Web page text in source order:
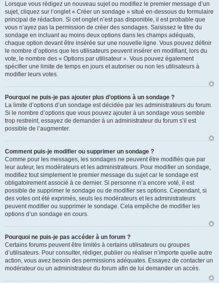
Lorsque vous rédigez un nouveau sujet ou modifiez le premier message d’un
sujet, cliquez sur l’onglet « Créer un sondage » situé en-dessous du formulaire
principal de rédaction. Si cet onglet n’est pas disponible, il est probable que
vous n’ayez pas la permission de créer des sondages. Saisissez le titre du
sondage en incluant au moins deux options dans les champs adéquats,
chaque option devant être insérée sur une nouvelle ligne. Vous pouvez définir
le nombre d’options que les utilisateurs peuvent insérer en modifiant, lors du
vote, le nombre des « Options par utilisateur ». Vous pouvez également
spécifier une limite de temps en jours et autoriser ou non les utilisateurs à
modifier leurs votes.
Pourquoi ne puis-je pas ajouter plus d’options à un sondage ?
La limite d’options d’un sondage est décidée par les administrateurs du forum.
Si le nombre d’options que vous pouvez ajouter à un sondage vous semble
trop restreint, essayez de demander à un administrateur du forum s’il est
possible de l’augmenter.
Comment puis-je modifier ou supprimer un sondage ?
Comme pour les messages, les sondages ne peuvent être modifiés que par
leur auteur, les modérateurs et les administrateurs. Pour modifier un sondage,
modifiez tout simplement le premier message du sujet car le sondage est
obligatoirement associé à ce dernier. Si personne n’a encore voté, il est
possible de supprimer le sondage ou de modifier ses options. Cependant, si
des votes ont été exprimés, seuls les modérateurs et les administrateurs
peuvent modifier ou supprimer le sondage. Cela empêche de modifier les
options d’un sondage en cours.
Pourquoi ne puis-je pas accéder à un forum ?
Certains forums peuvent être limités à certains utilisateurs ou groupes
d’utilisateurs. Pour consulter, rédiger, publier ou réaliser n’importe quelle autre
action, vous avez besoin des permissions adéquates. Essayez de contacter un
modérateur ou un administrateur du forum afin de lui demander un accès.